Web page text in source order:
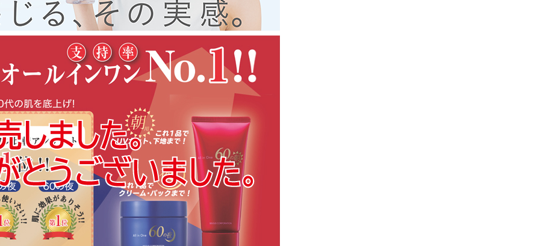
す。
年1月8日（水）
通りご注文はいただけますが、
させていただきます。
ませんが
。
つきましては
うぞご了承ください。
ます。
す。
。